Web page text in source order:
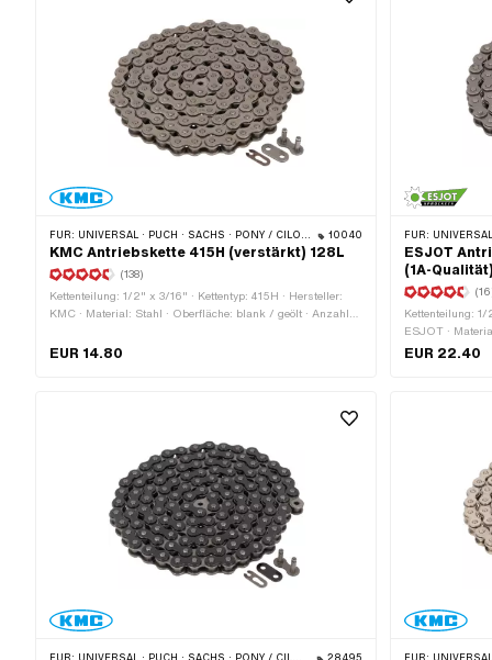
FÜR: UNIVERSAL · PUCH · SACHS · PONY / CILO (BETA 521 & 512) · ZÜNDAPP BELMONDO · TOMOS · BYE BIKE · ALPA CHOPPER / TURBO · CILO 10040
KMC Antriebskette 415H (verstärkt) 128L
(138)
Kettenteilung: 1/2" x 3/16" · Kettentyp: 415H · Hersteller:
KMC · Material: Stahl · Oberfläche: blank / geölt · Anzahl
mm · Kettenschloss-Art: Federverschluss · Ø Bohrung: 4
EUR 14.80
FÜR: UNIVERSAL · PUCH ·
ESJOT
(1A-Qualität)
Kettenteilung: 1/
ESJOT ·
Anzahl
EUR 22.40